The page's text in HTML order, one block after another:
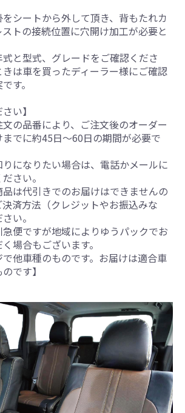
をシートから外して頂き、背もたれカ
トの接続位置に穴開け加工が必要と
と型式、グレードをご確認くださ
は車を買ったディーラー様にご確認
す。
い】
の品番により、ご注文後のオーダー
でに約45日～60日の期間が必要で
になりたい場合は、電話かメールに
さい。
は代引きでのお届けはできませんの
済方法（クレジットやお振込みな
い。
便ですが地域によりゆうパックでお
場合もございます。
で他車種のものです。お届けは適合車
です】